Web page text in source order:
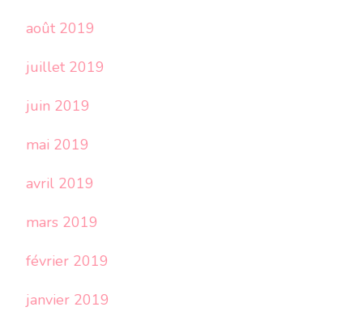
août 2019
juillet 2019
juin 2019
mai 2019
avril 2019
mars 2019
février 2019
janvier 2019